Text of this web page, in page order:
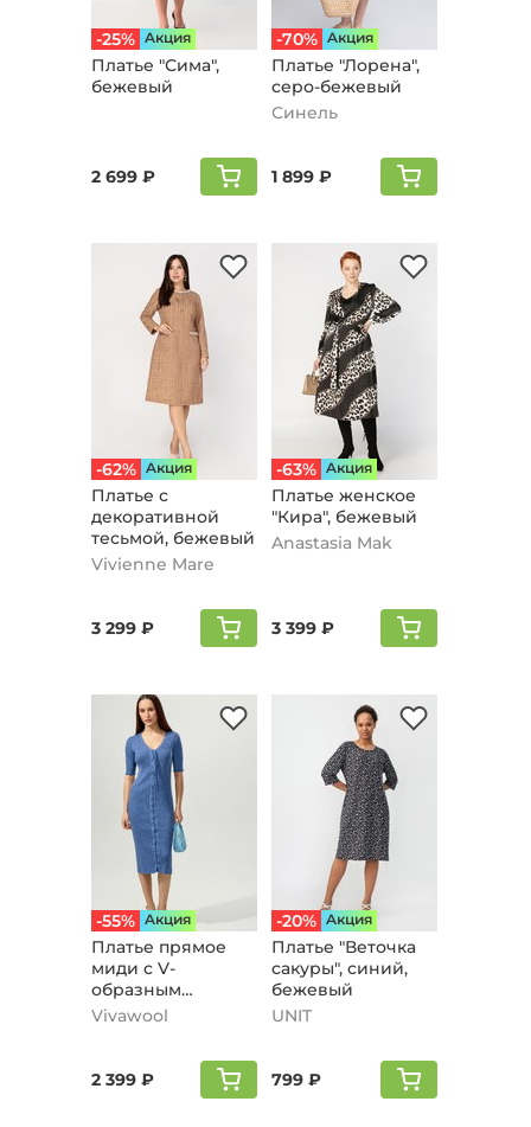
-25% Aкция
Платье "Сима",
бежевый
2 699 ₽
-70% Aкция
Платье "Лорена",
серо-бежевый
Синель
1 899 ₽
-62% Aкция
Платье с
декоративной
тесьмой, бежевый
Vivienne Mare
3 299 ₽
-63% Aкция
Платье женское
"Кира", бежевый
Anastasia Mak
3 399 ₽
-55% Aкция
Платье прямое
миди с V-
образным
вырезом, светло-
Vivawool
2 399 ₽
-20% Aкция
Платье "Веточка
сакуры", синий,
бежевый
UNIT
799 ₽